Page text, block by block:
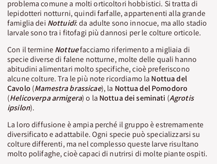
problema comune a molti orticoltori hobbistici. Si tratta di
lepidotteri notturni, quindi farfalle, appartenenti alla grande
famiglia dei Nottuidi: da adulte sono innocue, ma allo stadio
larvale sono tra i fitofagi più dannosi per le colture orticole.
Con il termineNottuefacciamo riferimento a migliaia di
specie diverse di falene notturne, molte delle quali hanno
abitudini alimentari molto specifiche, cioè preferiscono
alcune colture. Tra le più note ricordiamo la Nottua del
Cavolo (Mamestra brassicae), la Nottua del Pomodoro
(Helicoverpa armigera) o la Nottua dei seminati (Agrotis
ipsilon).
La loro diffusione è ampia perché il gruppo è estremamente
diversificato e adattabile. Ogni specie può specializzarsi su
colture differenti, ma nel complesso queste larve risultano
molto polifaghe, cioè capaci di nutrirsi di molte piante ospiti.